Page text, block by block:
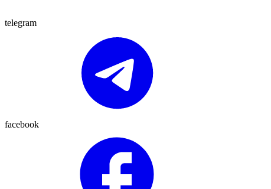
telegram
facebook